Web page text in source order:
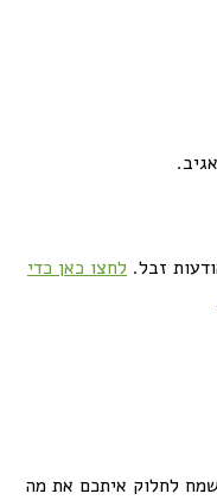
זבל.לחצו כאן כדי
איתכם את מה